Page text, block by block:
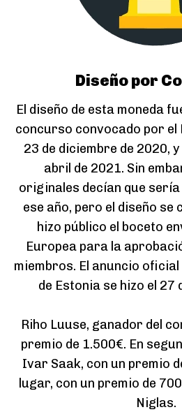
Diseño por
El diseño de esta moneda
concurso convocado por el
23 de diciembre de 2020,
abril de 2021. Sin
originales decían que sería
ese año, pero el diseño se
hizo público el boceto
Europea para la
miembros. El anuncio
de Estonia se hizo el 27
Riho Luuse, ganador del
premio de 1.500€. En
Ivar Saak, con un premio
lugar, con un premio de
Niglas.